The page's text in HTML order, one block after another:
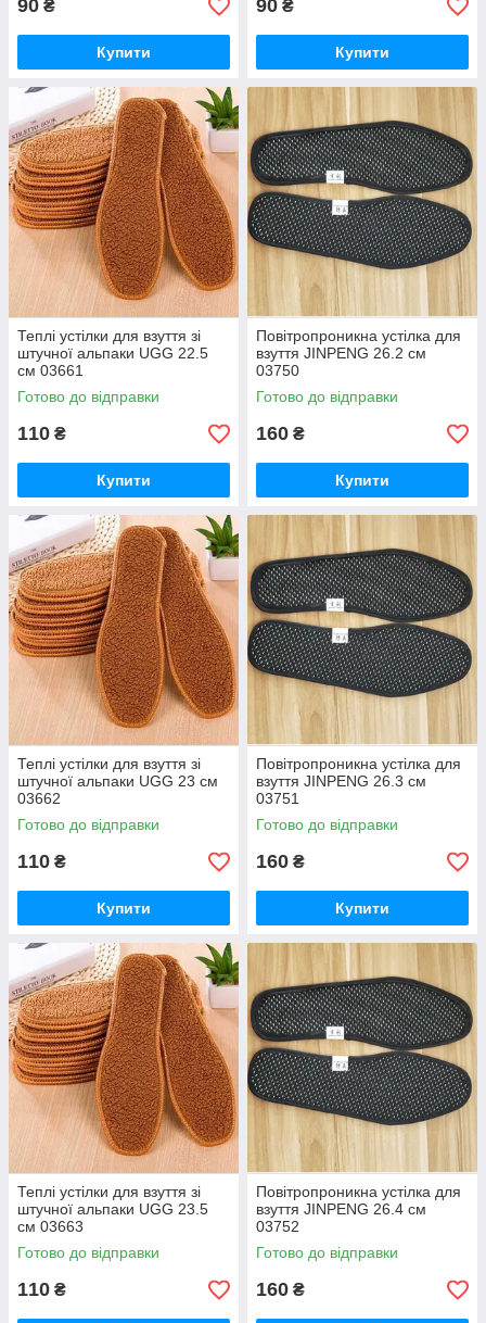
90 ₴
Купити
90 ₴
Купити
Теплі устілки для взуття зі
штучної альпаки UGG 22.5
см 03661
Готово до відправки
110 ₴
Купити
Повітропроникна устілка для
взуття JINPENG 26.2 см
03750
Готово до відправки
160 ₴
Купити
Теплі устілки для взуття зі
штучної альпаки UGG 23 см
03662
Готово до відправки
110 ₴
Купити
Повітропроникна устілка для
взуття JINPENG 26.3 см
03751
Готово до відправки
160 ₴
Купити
Теплі устілки для взуття зі
штучної альпаки UGG 23.5
см 03663
Готово до відправки
110 ₴
Повітропроникна устілка для
взуття JINPENG 26.4 см
03752
Готово до відправки
160 ₴